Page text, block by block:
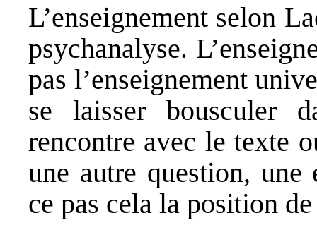
L’enseignement selon
psychanalyse.
pas l’enseignement
se laisser bousculer
rencontre avec le texte
une autre question, une
ce pas cela la position